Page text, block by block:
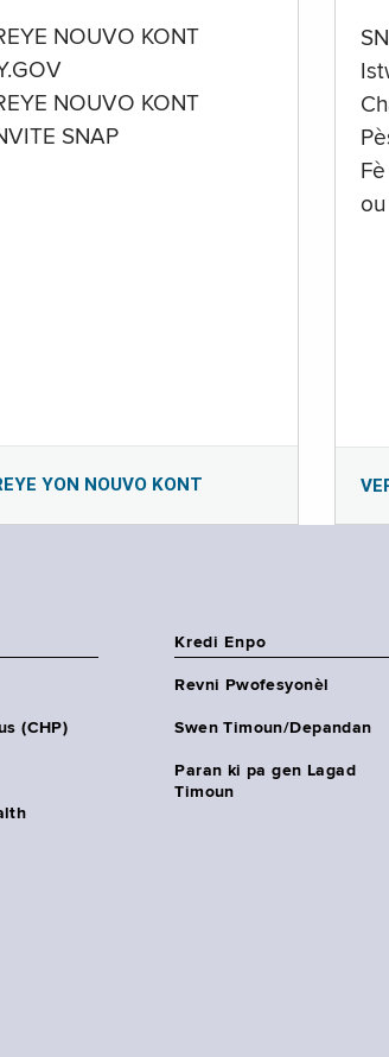
NOUVO KONT
NOUVO KONT
SNAP
YON NOUVO KONT
(CHP)
Kredi Enpo
Revni Pwofesyonèl
Swen Timoun/Depandan
Paran ki pa gen Lagad
Timoun